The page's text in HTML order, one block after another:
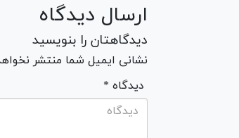
ارسال دیدگاه
دیدگاهتان را بنویسید
نشانی ایمیل شما منتشر
* دیدگاه